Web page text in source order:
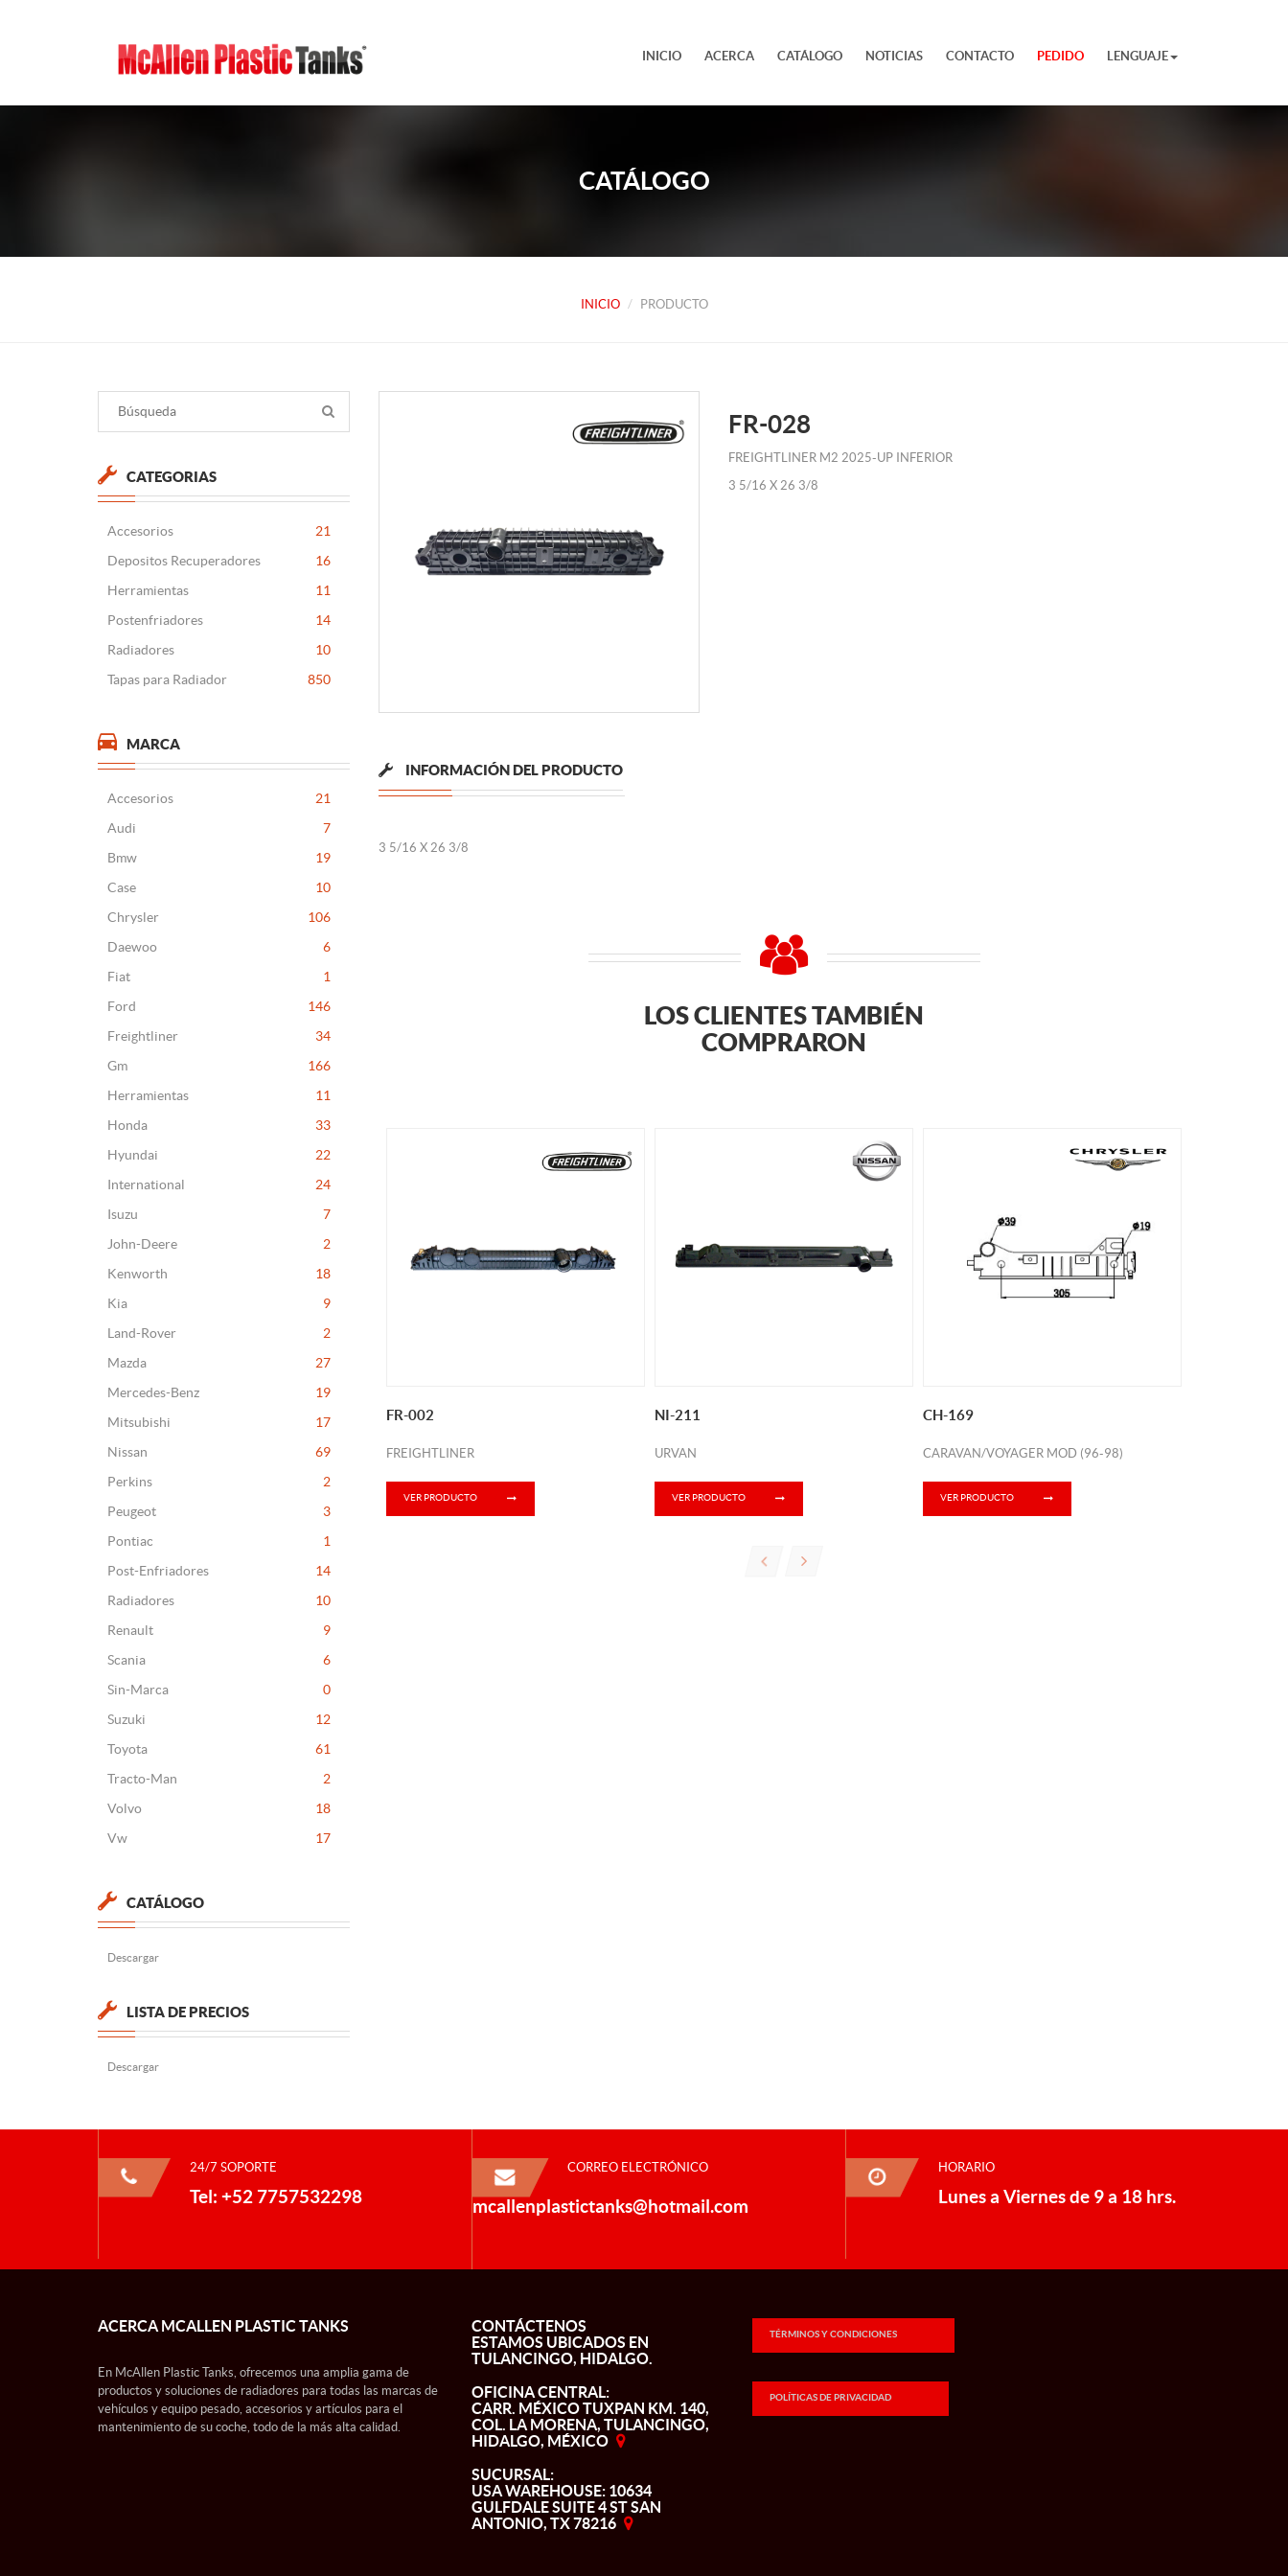
INICIO ACERCA CATÁLOGO NOTICIAS CONTACTO PEDIDO LENGUAJE
CATÁLOGO
INICIO PRODUCTO
CATEGORIAS
Accesorios
21
Depositos Recuperadores
16
Herramientas
11
Postenfriadores
14
Radiadores
10
Tapas para Radiador
850
MARCA
Accesorios
21
Audi
7
Bmw
19
Case
10
Chrysler
106
Daewoo
6
Fiat
1
Ford
146
Freightliner
34
Gm
166
Herramientas
11
Honda
33
Hyundai
22
International
24
Isuzu
7
John-Deere
2
Kenworth
18
Kia
9
Land-Rover
2
Mazda
27
Mercedes-Benz
19
Mitsubishi
17
Nissan
69
Perkins
2
Peugeot
3
Pontiac
1
Post-Enfriadores
14
Radiadores
10
Renault
9
Scania
6
Sin-Marca
0
Suzuki
12
Toyota
61
Tracto-Man
2
Volvo
18
Vw
17
CATÁLOGO
Descargar
LISTA DE PRECIOS
Descargar
FR-028
FREIGHTLINER M2 2025-UP INFERIOR
3 5/16 X 26 3/8
INFORMACIÓN DEL PRODUCTO
3 5/16 X 26 3/8
LOS CLIENTES TAMBIÉN
COMPRARON
FR-002
FREIGHTLINER
VER PRODUCTO
NI-211
URVAN
VER PRODUCTO
CH-169
CARAVAN/VOYAGER MOD (96-98)
VER PRODUCTO
24/7 SOPORTE
Tel: +52 7757532298
CORREO ELECTRÓNICO
mcallenplastictanks@hotmail.com
HORARIO
Lunes a Viernes de 9 a 18 hrs.
ACERCA MCALLEN PLASTIC TANKS
En McAllen Plastic Tanks, ofrecemos una amplia gama de
productos y soluciones de radiadores para todas las marcas de
vehículos y equipo pesado, accesorios y artículos para el
mantenimiento de su coche, todo de la más alta calidad.
CONTÁCTENOS
ESTAMOS UBICADOS EN
TULANCINGO, HIDALGO.
OFICINA CENTRAL:
CARR. MÉXICO TUXPAN KM. 140,
COL. LA MORENA, TULANCINGO,
HIDALGO, MÉXICO
SUCURSAL:
USA WAREHOUSE: 10634
GULFDALE SUITE 4 ST SAN
ANTONIO, TX 78216
TÉRMINOS Y CONDICIONES
POLÍTICAS DE PRIVACIDAD